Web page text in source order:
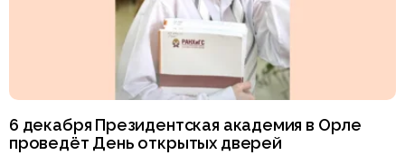
6 декабря Президентская академия в Орле
проведёт День открытых дверей